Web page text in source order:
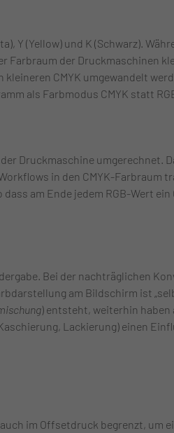
Y (Yellow) und K (Schwarz).
Farbraum der Druckmaschinen
CMYK umgewandelt
als Farbmodus CMYK statt
Druckmaschine umgerechnet.
in den CMYK-Farbraum
am Ende jedem RGB-Wert ein
Bei der nachträglichen
am Bildschirm ist
) entsteht, weiterhin
Lackierung) einen
im Offsetdruck begrenzt, um